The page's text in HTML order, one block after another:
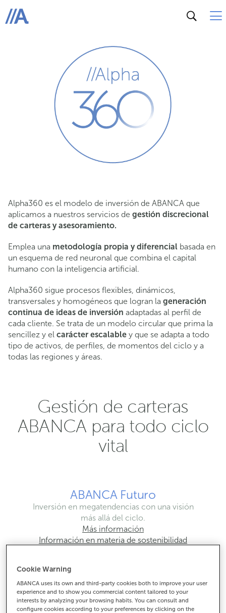
ABANCA
Alpha360 es el modelo de inversión de ABANCA que
aplicamos a nuestros servicios de gestión discrecional
de carteras y asesoramiento.
Emplea una metodología propia y diferencial basada en
un esquema de red neuronal que combina el capital
humano con la inteligencia artificial.
Alpha360 sigue procesos flexibles, dinámicos,
transversales y homogéneos que logran la generación
continua de ideas de inversión adaptadas al perfil de
cada cliente. Se trata de un modelo circular que prima la
sencillez y el carácter escalable y que se adapta a todo
tipo de activos, de perfiles, de momentos del ciclo y a
todas las regiones y áreas.
Gestión de carteras
ABANCA para todo ciclo
vital
ABANCA Futuro
Inversión en megatendencias con una visión
más allá del ciclo.
Más información
Información en materia de sostenibilidad
ABANCA Responsable
Inversión socialmente responsable con Sentir
Común.
Cookie Warning
ABANCA uses its own and third-party cookies both to improve your user
experience and to show you commercial content tailored to your
interests by analyzing your browsing habits. You can consult and
configure cookies according to your preferences by clicking on the